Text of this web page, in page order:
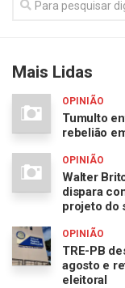
Mais Lidas
OPINIÃO
Tumulto
rebelião
OPINIÃO
Walter
dispara
projeto do
OPINIÃO
TRE-PB
agosto e
eleitoral